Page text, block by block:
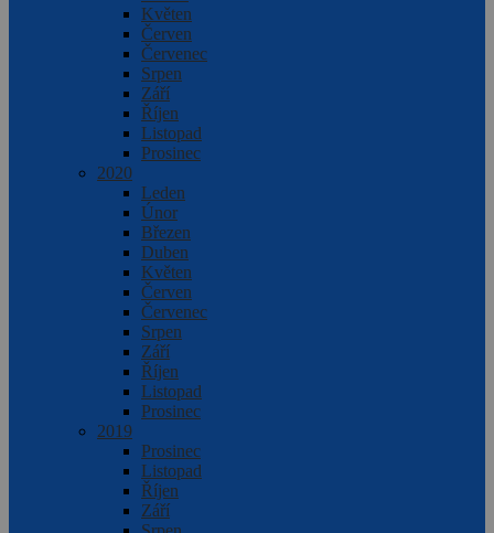
Květen
Červen
Červenec
Srpen
Září
Říjen
Listopad
Prosinec
2020
Leden
Únor
Březen
Duben
Květen
Červen
Červenec
Srpen
Září
Říjen
Listopad
Prosinec
2019
Prosinec
Listopad
Říjen
Září